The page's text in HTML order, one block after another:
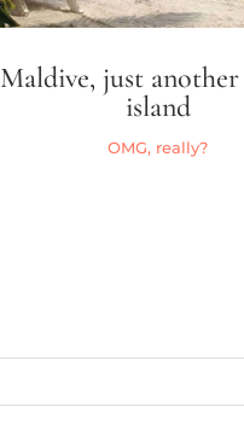
Maldive, just
island
OMG, really?